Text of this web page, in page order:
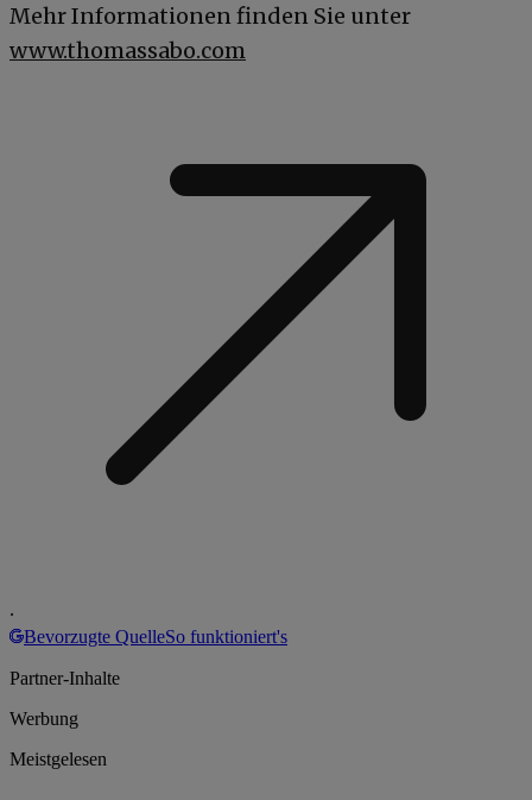
Mehr Informationen finden Sie unter
www.thomassabo.com
.
Bevorzugte QuelleSo funktioniert's
Partner-Inhalte
Werbung
Meistgelesen